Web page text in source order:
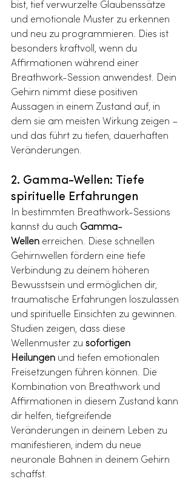
bist, tief verwurzelte Glaubenssätze
und emotionale Muster zu erkennen
und neu zu programmieren. Dies ist
besonders kraftvoll, wenn du
Affirmationen während einer
Breathwork-Session anwendest. Dein
Gehirn nimmt diese positiven
Aussagen in einem Zustand auf, in
dem sie am meisten Wirkung zeigen –
und das führt zu tiefen, dauerhaften
Veränderungen.
2. Gamma-Wellen: Tiefe
spirituelle Erfahrungen
In bestimmten Breathwork-Sessions
kannst du auch Gamma-
Wellen erreichen. Diese schnellen
Gehirnwellen fördern eine tiefe
Verbindung zu deinem höheren
Bewusstsein und ermöglichen dir,
traumatische Erfahrungen loszulassen
und spirituelle Einsichten zu gewinnen.
Studien zeigen, dass diese
Wellenmuster zu sofortigen
Heilungen und tiefen emotionalen
Freisetzungen führen können. Die
Kombination von Breathwork und
Affirmationen in diesem Zustand kann
dir helfen, tiefgreifende
Veränderungen in deinem Leben zu
manifestieren, indem du neue
neuronale Bahnen in deinem Gehirn
schaffst.